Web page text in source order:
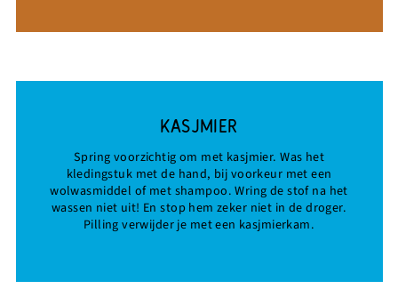
KASJMIER
Spring voorzichtig om met kasjmier. Was het
kledingstuk met de hand, bij voorkeur met een
wolwasmiddel of met shampoo. Wring de stof na het
wassen niet uit! En stop hem zeker niet in de droger.
Pilling verwijder je met een kasjmierkam.